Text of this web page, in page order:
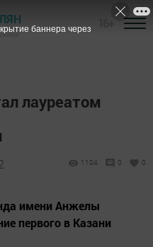
лауреатом
1104 0 0
имени Анжелы
первого в Казани
баннера через